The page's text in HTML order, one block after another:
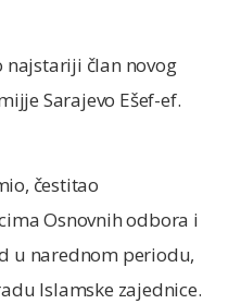
najstariji član novog
Sarajevo Ešef-ef.
čestitao
Osnovnih odbora i
u narednom periodu,
Islamske zajednice.